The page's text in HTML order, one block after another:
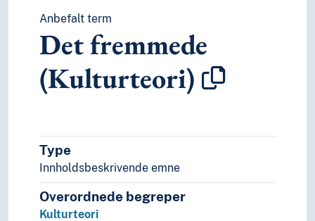
Språk
Tid i enheter, stadier og perioder
Anbefalt term
Det fremmede
(Kulturteori)
Type
Innholdsbeskrivende emne
Overordnede begreper
Kulturteori